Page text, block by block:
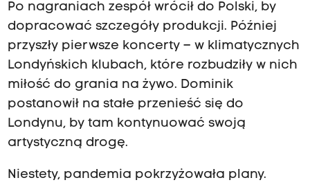
Po nagraniach zespół wrócił do Polski, by
dopracować szczegóły produkcji. Później
przyszły pierwsze koncerty – w klimatycznych
Londyńskich klubach, które rozbudziły w nich
miłość do grania na żywo. Dominik
postanowił na stałe przenieść się do
Londynu, by tam kontynuować swoją
artystyczną drogę.
Niestety, pandemia pokrzyżowała plany.